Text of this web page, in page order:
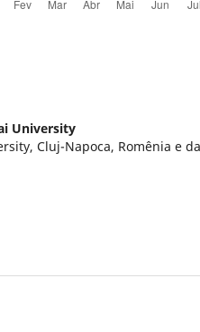
University
Cluj-Napoca, Romênia e da